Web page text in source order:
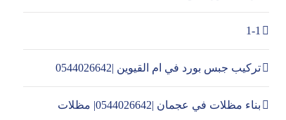
1-1
تركيب جبس بورد في ام القيوين |0544026642
بناء مظلات في عجمان |0544026642| مظلات